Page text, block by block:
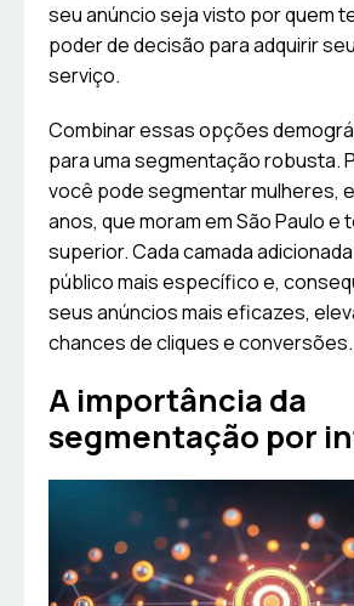
seu anúncio seja visto por quem
poder de decisão para adquirir
serviço.
Combinar essas opções
para uma segmentação robusta.
você pode segmentar mulheres,
anos, que moram em São Paulo e
superior. Cada camada
público mais específico e,
seus anúncios mais eficazes,
chances de cliques e conversões.
A importância da
segmentação por